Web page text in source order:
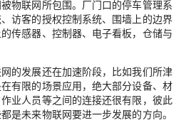
物联网所包围。厂门口的停车管理系
访客的授权控制系统、围墙上的边界
传感器、控制器、电子看板，仓储与
的发展还在加速阶段，比如我们所津
有限的场景应用，绝大部分设备、材
业人员等之间的连接还很有限，彼此
是未来物联网要进一步发展的方向。